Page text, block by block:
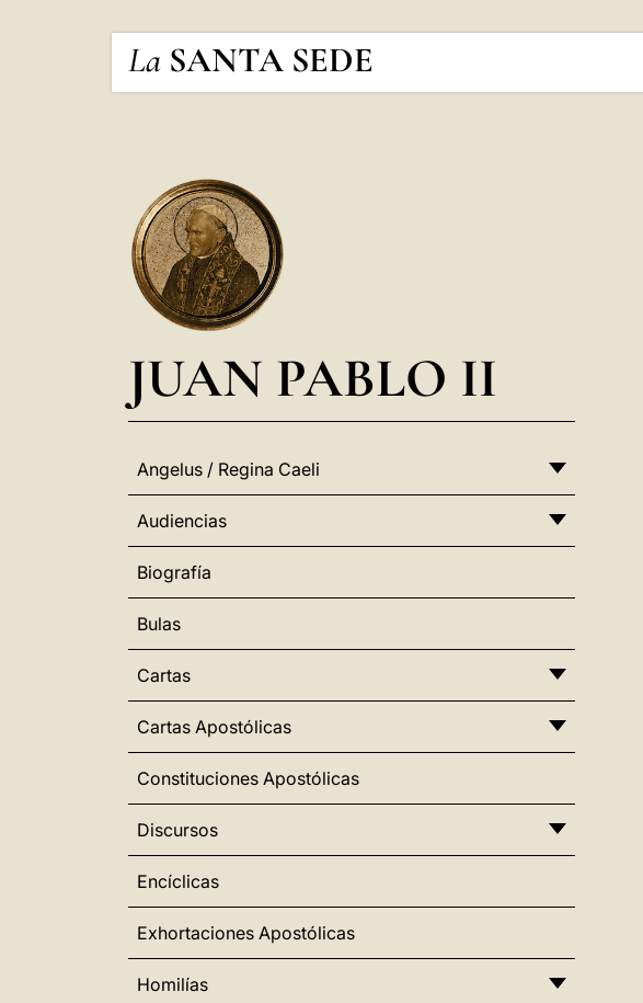
La SANTA SEDE
JUAN PABLO II
Angelus / Regina Caeli
Audiencias
Biografía
Bulas
Cartas
Cartas Apostólicas
Constituciones Apostólicas
Discursos
Encíclicas
Exhortaciones Apostólicas
Homilías